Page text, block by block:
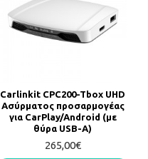
Carlinkit CPC200-Tbox UHD
Ασύρματος προσαρμογέας
για CarPlay/Android (με
θύρα USB-A)
265,00€